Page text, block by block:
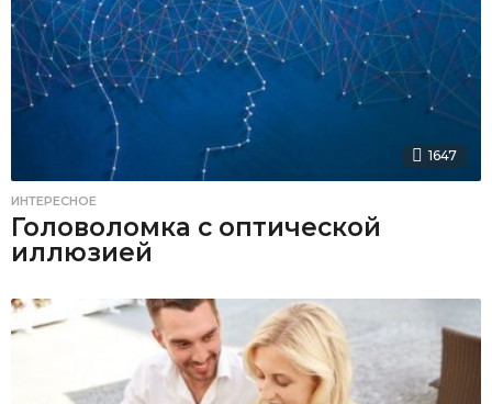
1647
ИНТЕРЕСНОЕ
Головоломка с оптической
иллюзией